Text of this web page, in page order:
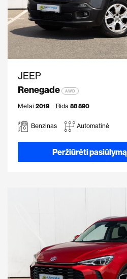
JEEP
Renegade
AWD
Metai 2019 Rida 88 890
Benzinas Automatinė
Peržiūrėti pasiūlymą